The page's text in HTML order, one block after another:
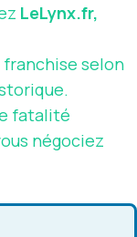
LeLynx.fr,
selon
fatalité
négociez